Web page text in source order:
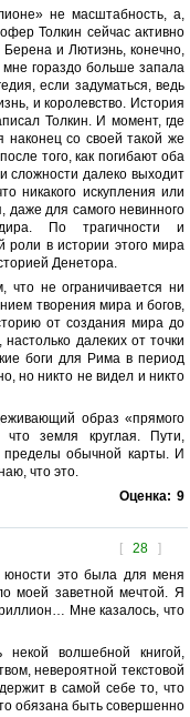
не масштабность, а,
Толкин сейчас активно
и Лютиэнь, конечно,
мне гораздо больше запала
если задуматься, ведь
и королевство. История
Толкин. И момент, где
наконец со своей такой же
того, как погибают оба
сложности далеко выходит
никакого искупления или
даже для самого невинного
По трагичности и
роли в истории этого мира
Денетора.
не ограничивается ни
творения мира и богов,
от создания мира до
далеких от точки
боги для Рима в период
но никто не видел и никто
образ «прямого
что земля круглая. Пути,
обычной карты. И
что это.
Оценка: 9
[ 28 ]
юности это была для меня
моей заветной мечтой. Я
Мне казалось, что
некой волшебной книгой,
невероятной текстовой
в самой себе то, что
обязана быть совершенно